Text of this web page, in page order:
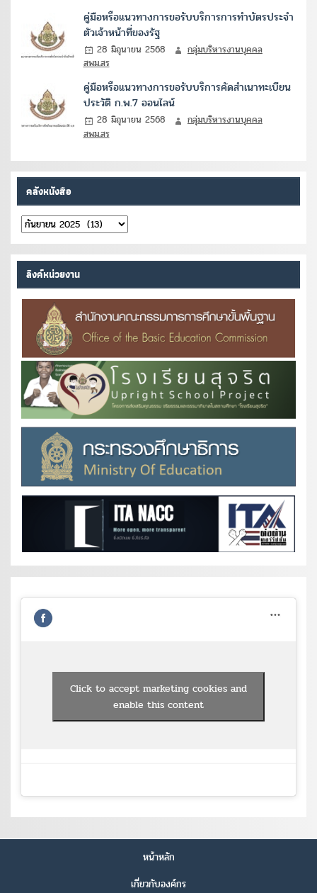
คู่มือหรือแนวทางการขอรับบริการการทำบัตรประจำ
ตัวเจ้าหน้าที่ของรัฐ
28 มิถุนายน 2568
กลุ่มบริหารงานบุคคล
สพม.สร
คู่มือหรือแนวทางการขอรับบริการคัดสำเนาทะเบียน
ประวัติ ก.พ.7 ออนไลน์
28 มิถุนายน 2568
กลุ่มบริหารงานบุคคล
สพม.สร
คลังหนังสือ
คลัง
หนังสือ
ลิงค์หน่วยงาน
Click to accept marketing cookies and
enable this content
หน้าหลัก
เกี่ยวกับองค์กร